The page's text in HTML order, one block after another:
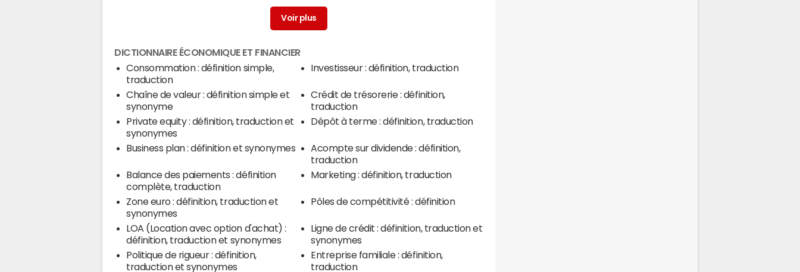
Guide
DICTIONNAIRE ÉCONOMIQUE ET FINANCIER
Consommation : définition simple,
traduction
Investisseur : définition, traduction
Chaîne de valeur : définition simple et
synonyme
Crédit de trésorerie : définition,
traduction
Private equity : définition, traduction et
synonymes
Dépôt à terme : définition, traduction
Business plan : définition et synonymes
Acompte sur dividende : définition,
traduction
Balance des paiements : définition
complète, traduction
Marketing : définition, traduction
Zone euro : définition, traduction et
synonymes
Pôles de compétitivité : définition
LOA (Location avec option d'achat) :
définition, traduction et synonymes
Ligne de crédit : définition, traduction et
synonymes
Politique de rigueur : définition,
traduction et synonymes
Entreprise familiale : définition,
traduction